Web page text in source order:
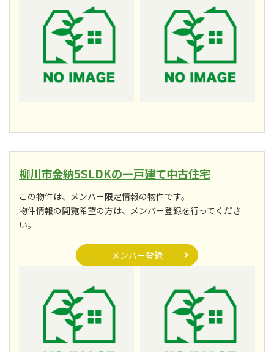
柳川市金納5SLDKの一戸建て中古住宅
この物件は、メンバー限定情報の物件です。
物件情報の閲覧希望の方は、メンバー登録を行ってくださ
い。
メンバー登録